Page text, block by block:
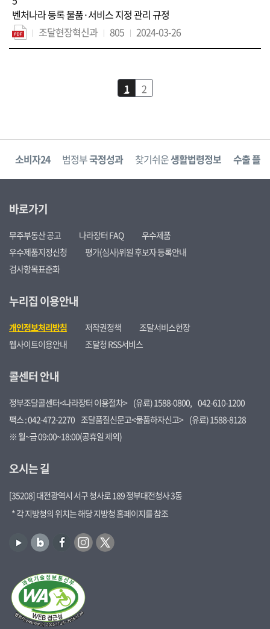
벤처나라 등록 물품·서비스 지정 관리 규정
조달현장혁신과
805 2024-03-26
1 2
소비자24 범정부국정성과 찾기쉬운생활법령정보 수출 플
바로가기
무주부동산 공고 나라장터 FAQ
우수제품
우수제품지정신청
평가(심사)위원 후보자 등록안내
검사항목표준화
누리집 이용안내
개인정보처리방침 저작권정책
조달서비스헌장
웹사이트이용안내
조달청 RSS서비스
콜센터 안내
정부조달콜센터<나라장터 이용절차> (유료) 1588-0800, 042-610-1200
팩스 : 042-472-2270 조달품질신문고<물품하자신고> (유료) 1588-8128
※ 월~금 09:00~18:00(공휴일 제외)
오시는 길
[35208] 대전광역시 서구 청사로 189 정부대전청사 3동
* 각 지방청의 위치는 해당 지방청 홈페이지를 참조
블
로
북
인
스
그
램
트
위